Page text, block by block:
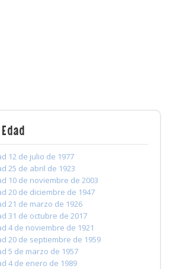
12 de julio de 1977
25 de abril de 1923
10 de noviembre de 2003
20 de diciembre de 1947
21 de marzo de 1926
31 de octubre de 2017
4 de noviembre de 1921
20 de septiembre de 1959
5 de marzo de 1957
4 de enero de 1989